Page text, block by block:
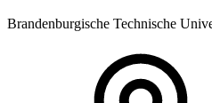
Brandenburgische Technische